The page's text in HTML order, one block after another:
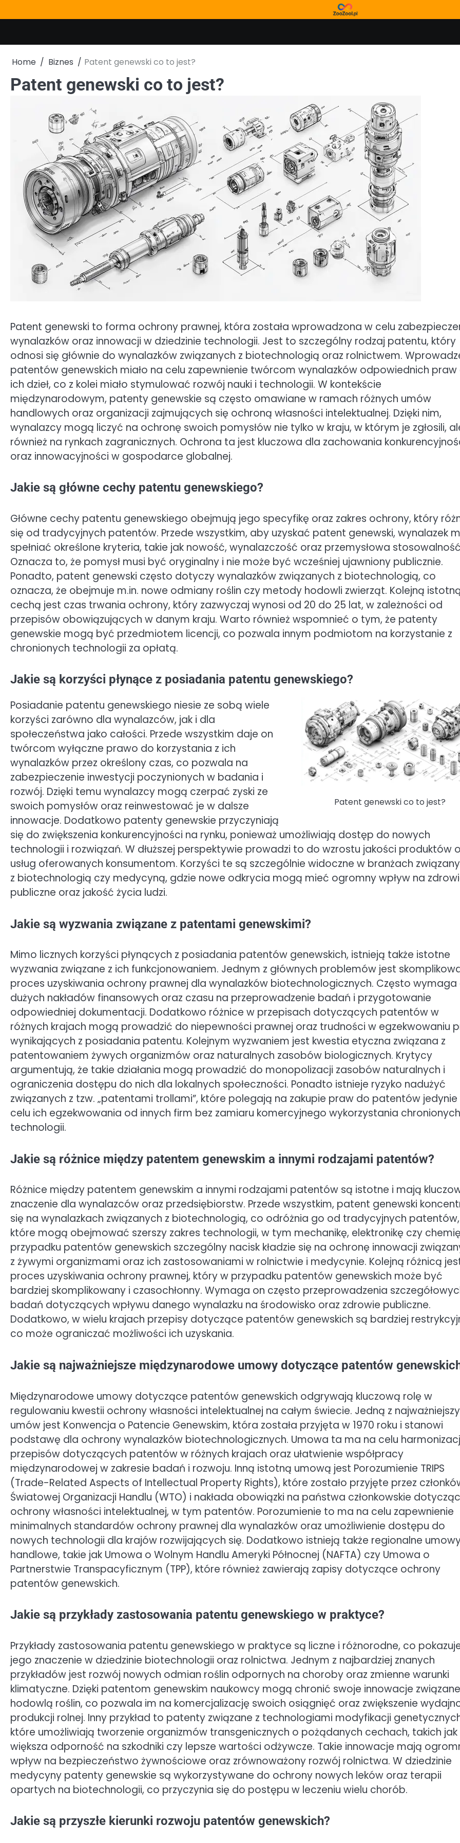
to
Home Biznes Patent genewski co to jest?
Patent genewski co to jest?
Patent genewski to forma ochrony prawnej, która została wprowadzona w celu
wynalazków oraz innowacji w dziedzinie technologii. Jest to szczególny rodzaj patentu, który
odnosi się głównie do wynalazków związanych z biotechnologią oraz rolnictwem.
patentów genewskich miało na celu zapewnienie twórcom wynalazków odpowiednich praw
ich dzieł, co z kolei miało stymulować rozwój nauki i technologii. W kontekście
międzynarodowym, patenty genewskie są często omawiane w ramach różnych umów
handlowych oraz organizacji zajmujących się ochroną własności intelektualnej. Dzięki nim,
wynalazcy mogą liczyć na ochronę swoich pomysłów nie tylko w kraju, w którym je zgłosili,
również na rynkach zagranicznych. Ochrona ta jest kluczowa dla zachowania
oraz innowacyjności w gospodarce globalnej.
Jakie są główne cechy patentu genewskiego?
Główne cechy patentu genewskiego obejmują jego specyfikę oraz zakres ochrony, który
się od tradycyjnych patentów. Przede wszystkim, aby uzyskać patent genewski, wynalazek
spełniać określone kryteria, takie jak nowość, wynalazczość oraz przemysłowa
Oznacza to, że pomysł musi być oryginalny i nie może być wcześniej ujawniony publicznie.
Ponadto, patent genewski często dotyczy wynalazków związanych z biotechnologią, co
oznacza, że obejmuje m.in. nowe odmiany roślin czy metody hodowli zwierząt. Kolejną
cechą jest czas trwania ochrony, który zazwyczaj wynosi od 20 do 25 lat, w zależności od
przepisów obowiązujących w danym kraju. Warto również wspomnieć o tym, że patenty
genewskie mogą być przedmiotem licencji, co pozwala innym podmiotom na korzystanie z
chronionych technologii za opłatą.
Jakie są korzyści płynące z posiadania patentu genewskiego?
Patent genewski co to jest?
Posiadanie patentu genewskiego niesie ze sobą wiele
korzyści zarówno dla wynalazców, jak i dla
społeczeństwa jako całości. Przede wszystkim daje on
twórcom wyłączne prawo do korzystania z ich
wynalazków przez określony czas, co pozwala na
zabezpieczenie inwestycji poczynionych w badania i
rozwój. Dzięki temu wynalazcy mogą czerpać zyski ze
swoich pomysłów oraz reinwestować je w dalsze
innowacje. Dodatkowo patenty genewskie przyczyniają
się do zwiększenia konkurencyjności na rynku, ponieważ umożliwiają dostęp do nowych
technologii i rozwiązań. W dłuższej perspektywie prowadzi to do wzrostu jakości produktów
usług oferowanych konsumentom. Korzyści te są szczególnie widoczne w branżach
z biotechnologią czy medycyną, gdzie nowe odkrycia mogą mieć ogromny wpływ na
publiczne oraz jakość życia ludzi.
Jakie są wyzwania związane z patentami genewskimi?
Mimo licznych korzyści płynących z posiadania patentów genewskich, istnieją także istotne
wyzwania związane z ich funkcjonowaniem. Jednym z głównych problemów jest
proces uzyskiwania ochrony prawnej dla wynalazków biotechnologicznych. Często wymaga
dużych nakładów finansowych oraz czasu na przeprowadzenie badań i przygotowanie
odpowiedniej dokumentacji. Dodatkowo różnice w przepisach dotyczących patentów w
różnych krajach mogą prowadzić do niepewności prawnej oraz trudności w egzekwowaniu
wynikających z posiadania patentu. Kolejnym wyzwaniem jest kwestia etyczna związana z
patentowaniem żywych organizmów oraz naturalnych zasobów biologicznych. Krytycy
argumentują, że takie działania mogą prowadzić do monopolizacji zasobów naturalnych i
ograniczenia dostępu do nich dla lokalnych społeczności. Ponadto istnieje ryzyko nadużyć
związanych z tzw. „patentami trollami”, które polegają na zakupie praw do patentów jedynie
celu ich egzekwowania od innych firm bez zamiaru komercyjnego wykorzystania chronionych
technologii.
Jakie są różnice między patentem genewskim a innymi rodzajami patentów?
Różnice między patentem genewskim a innymi rodzajami patentów są istotne i mają
znaczenie dla wynalazców oraz przedsiębiorstw. Przede wszystkim, patent genewski
się na wynalazkach związanych z biotechnologią, co odróżnia go od tradycyjnych patentów,
które mogą obejmować szerszy zakres technologii, w tym mechanikę, elektronikę czy
przypadku patentów genewskich szczególny nacisk kładzie się na ochronę innowacji
z żywymi organizmami oraz ich zastosowaniami w rolnictwie i medycynie. Kolejną różnicą
proces uzyskiwania ochrony prawnej, który w przypadku patentów genewskich może być
bardziej skomplikowany i czasochłonny. Wymaga on często przeprowadzenia
badań dotyczących wpływu danego wynalazku na środowisko oraz zdrowie publiczne.
Dodatkowo, w wielu krajach przepisy dotyczące patentów genewskich są bardziej
co może ograniczać możliwości ich uzyskania.
Jakie są najważniejsze międzynarodowe umowy dotyczące patentów
Międzynarodowe umowy dotyczące patentów genewskich odgrywają kluczową rolę w
regulowaniu kwestii ochrony własności intelektualnej na całym świecie. Jedną z
umów jest Konwencja o Patencie Genewskim, która została przyjęta w 1970 roku i stanowi
podstawę dla ochrony wynalazków biotechnologicznych. Umowa ta ma na celu
przepisów dotyczących patentów w różnych krajach oraz ułatwienie współpracy
międzynarodowej w zakresie badań i rozwoju. Inną istotną umową jest Porozumienie TRIPS
(Trade-Related Aspects of Intellectual Property Rights), które zostało przyjęte przez
Światowej Organizacji Handlu (WTO) i nakłada obowiązki na państwa członkowskie
ochrony własności intelektualnej, w tym patentów. Porozumienie to ma na celu zapewnienie
minimalnych standardów ochrony prawnej dla wynalazków oraz umożliwienie dostępu do
nowych technologii dla krajów rozwijających się. Dodatkowo istnieją także regionalne
handlowe, takie jak Umowa o Wolnym Handlu Ameryki Północnej (NAFTA) czy Umowa o
Partnerstwie Transpacyficznym (TPP), które również zawierają zapisy dotyczące ochrony
patentów genewskich.
Jakie są przykłady zastosowania patentu genewskiego w praktyce?
Przykłady zastosowania patentu genewskiego w praktyce są liczne i różnorodne, co
jego znaczenie w dziedzinie biotechnologii oraz rolnictwa. Jednym z najbardziej znanych
przykładów jest rozwój nowych odmian roślin odpornych na choroby oraz zmienne warunki
klimatyczne. Dzięki patentom genewskim naukowcy mogą chronić swoje innowacje
hodowlą roślin, co pozwala im na komercjalizację swoich osiągnięć oraz zwiększenie
produkcji rolnej. Inny przykład to patenty związane z technologiami modyfikacji
które umożliwiają tworzenie organizmów transgenicznych o pożądanych cechach, takich jak
większa odporność na szkodniki czy lepsze wartości odżywcze. Takie innowacje mają
wpływ na bezpieczeństwo żywnościowe oraz zrównoważony rozwój rolnictwa. W dziedzinie
medycyny patenty genewskie są wykorzystywane do ochrony nowych leków oraz terapii
opartych na biotechnologii, co przyczynia się do postępu w leczeniu wielu chorób.
Jakie są przyszłe kierunki rozwoju patentów genewskich?